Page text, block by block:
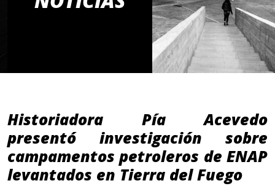
Historiadora Pía Acevedo
presentó investigación sobre
campamentos petroleros de ENAP
levantados en Tierra del Fuego